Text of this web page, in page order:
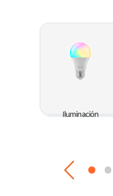
Iluminación